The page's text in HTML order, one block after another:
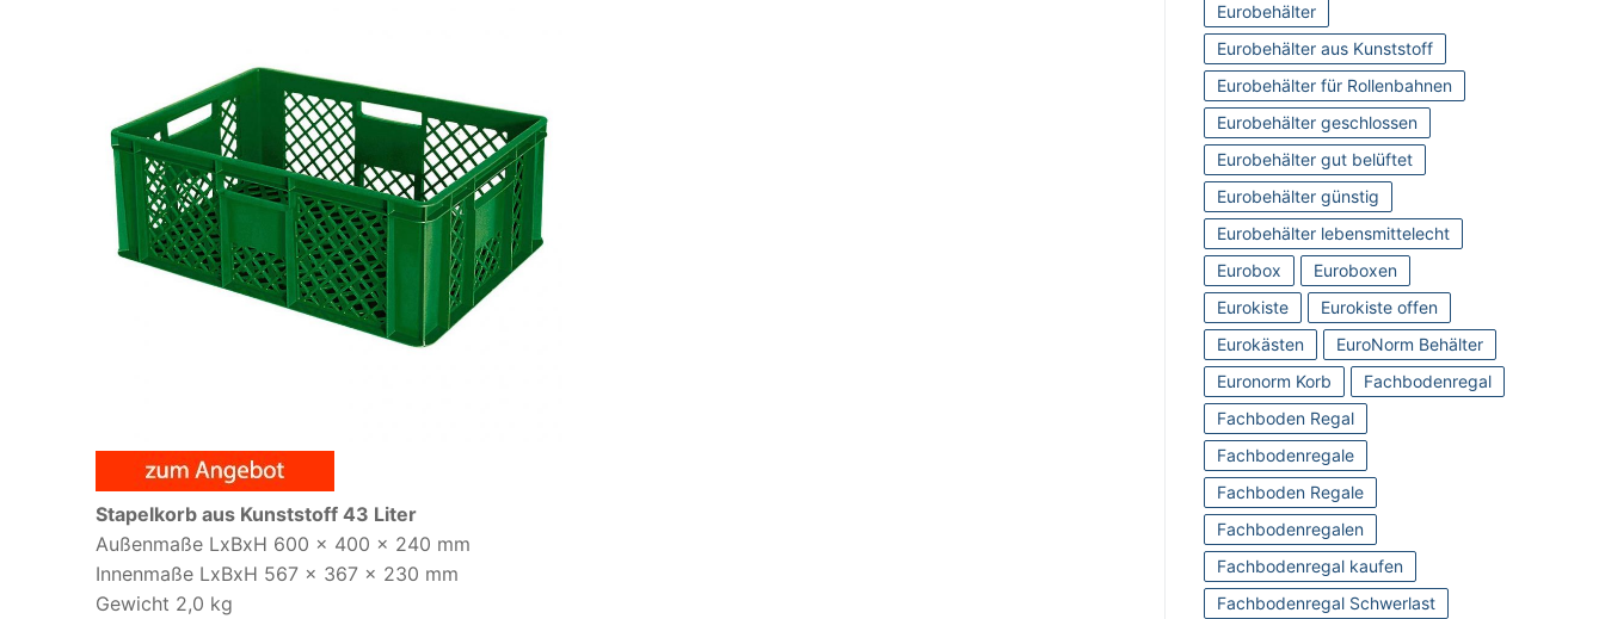
Stapelkorb aus Kunststoff 43 Liter
Außenmaße LxBxH 600 x 400 x 240 mm
Innenmaße LxBxH 567 x 367 x 230 mm
Gewicht 2,0 kg
Eurobehälter
Eurobehälter aus Kunststoff
Eurobehälter für Rollenbahnen
Eurobehälter geschlossen
Eurobehälter gut belüftet
Eurobehälter günstig
Eurobehälter lebensmittelecht
Eurobox
Euroboxen
Eurokiste
Eurokiste offen
Eurokästen
EuroNorm Behälter
Euronorm Korb
Fachbodenregal
Fachboden Regal
Fachbodenregale
Fachboden Regale
Fachbodenregalen
Fachbodenregal kaufen
Fachbodenregal Schwerlast